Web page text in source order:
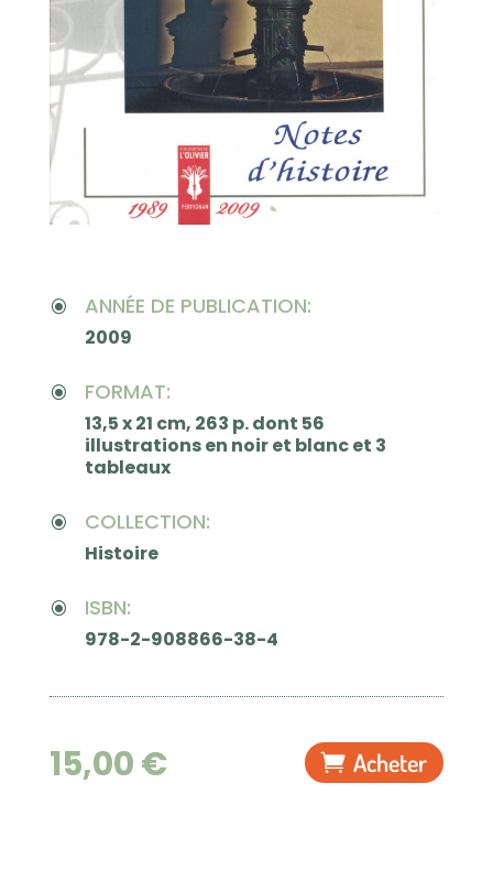
\ ANNÉE DE PUBLICATION:
2009
\ FORMAT:
13,5 x 21 cm, 263 p. dont 56
illustrations en noir et blanc et 3
tableaux
\ COLLECTION:
Histoire
\ ISBN:
978-2-908866-38-4
15,00€ Acheter